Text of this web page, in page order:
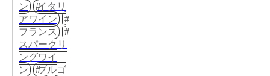
ン
イタリ
アワイン
フランス
スパークリ
ングワイ
ン
ブルゴ